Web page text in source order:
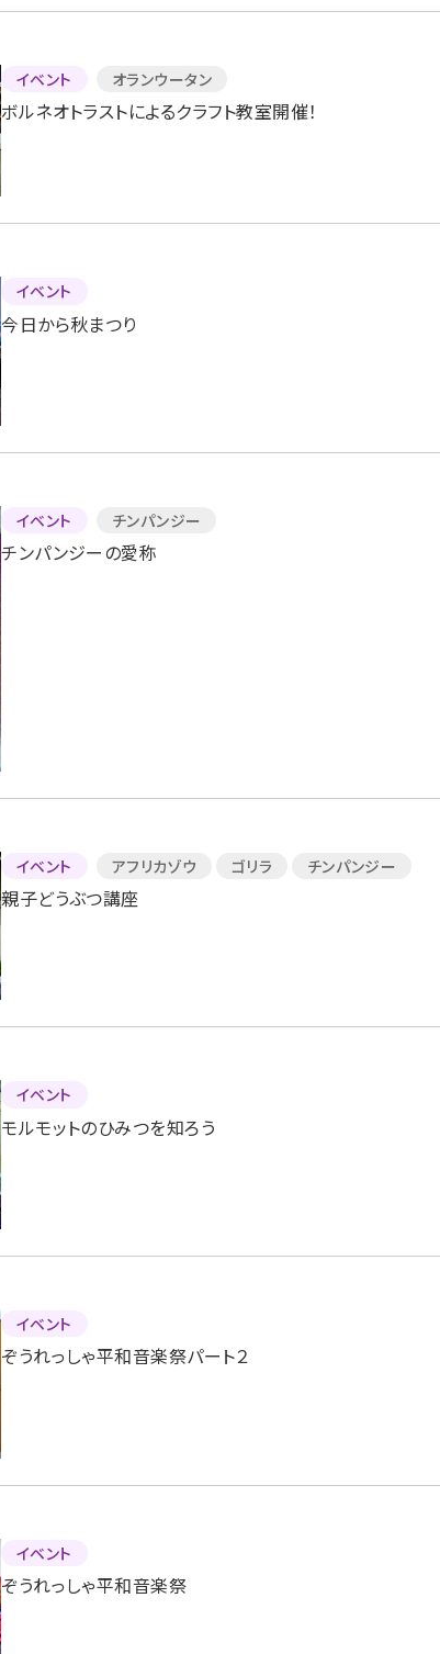
イベント オランウータン
ボルネオトラストによるクラフト教室開催！
イベント
今日から秋まつり
イベント チンパンジー
チンパンジーの愛称
イベント アフリカゾウ ゴリラ チンパンジー
親子どうぶつ講座
イベント
モルモットのひみつを知ろう
イベント
ぞうれっしゃ平和音楽祭パート２
イベント
ぞうれっしゃ平和音楽祭